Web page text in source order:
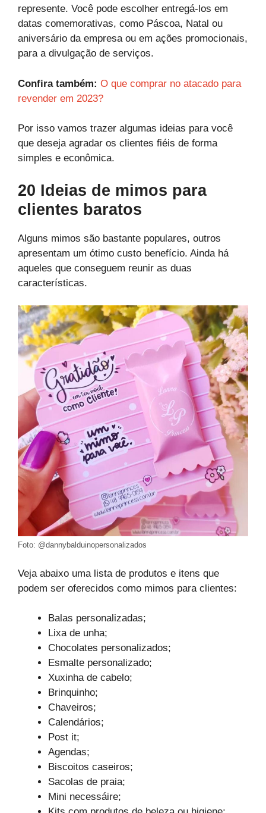
represente. Você pode escolher entregá-los em
datas comemorativas, como Páscoa, Natal ou
aniversário da empresa ou em ações promocionais,
para a divulgação de serviços.
Confira também: O que comprar no atacado para
revender em 2023?
Por isso vamos trazer algumas ideias para você
que deseja agradar os clientes fiéis de forma
simples e econômica.
20 Ideias de mimos para
clientes baratos
Alguns mimos são bastante populares, outros
apresentam um ótimo custo benefício. Ainda há
aqueles que conseguem reunir as duas
características.
Foto: @dannybalduinopersonalizados
Veja abaixo uma lista de produtos e itens que
podem ser oferecidos como mimos para clientes:
Balas personalizadas;
Lixa de unha;
Chocolates personalizados;
Esmalte personalizado;
Xuxinha de cabelo;
Brinquinho;
Chaveiros;
Calendários;
Post it;
Agendas;
Biscoitos caseiros;
Sacolas de praia;
Mini necessáire;